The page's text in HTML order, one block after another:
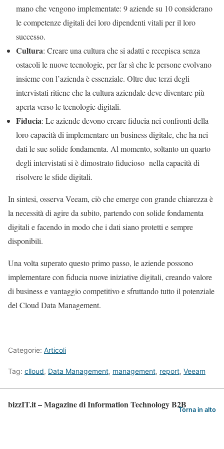
mano che vengono implementate: 9 aziende su 10 considerano
le competenze digitali dei loro dipendenti vitali per il loro
successo.
Cultura: Creare una cultura che si adatti e recepisca senza
ostacoli le nuove tecnologie, per far sì che le persone evolvano
insieme con l’azienda è essenziale. Oltre due terzi degli
intervistati ritiene che la cultura aziendale deve diventare più
aperta verso le tecnologie digitali.
Fiducia: Le aziende devono creare fiducia nei confronti della
loro capacità di implementare un business digitale, che ha nei
dati le sue solide fondamenta. Al momento, soltanto un quarto
degli intervistati si è dimostrato fiducioso nella capacità di
risolvere le sfide digitali.
In sintesi, osserva Veeam, ciò che emerge con grande chiarezza è
la necessità di agire da subito, partendo con solide fondamenta
digitali e facendo in modo che i dati siano protetti e sempre
disponibili.
Una volta superato questo primo passo, le aziende possono
implementare con fiducia nuove iniziative digitali, creando valore
di business e vantaggio competitivo e sfruttando tutto il potenziale
del Cloud Data Management.
Categorie: Articoli
Tag: clloud, Data Management, management, report, Veeam
bizzIT.it – Magazine di Information Technology B2BTorna in alto